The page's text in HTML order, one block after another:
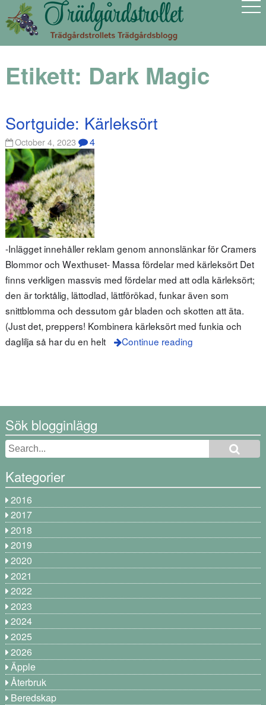
Etikett: Dark Magic
Sortguide: Kärleksört
October 4, 2023 4
-Inlägget innehåller reklam genom annonslänkar för Cramers
Blommor och Wexthuset- Massa fördelar med kärleksört Det
finns verkligen massvis med fördelar med att odla kärleksört;
den är torktålig, lättodlad, lättförökad, funkar även som
snittblomma och dessutom går bladen och skotten att äta.
(Just det, preppers! Kombinera kärleksört med funkia och
daglilja så har du en helt
Continue reading
Sök blogginlägg
Kategorier
2016
2017
2018
2019
2020
2021
2022
2023
2024
2025
2026
Äpple
Återbruk
Beredskap